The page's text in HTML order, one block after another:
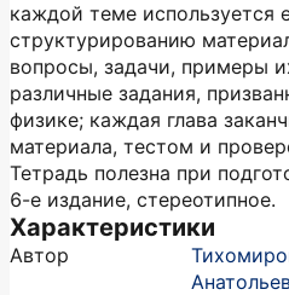
каждой теме используется
структурированию
вопросы, задачи, примеры
различные задания,
физике; каждая глава
материала, тестом и
Тетрадь полезна при
6-е издание, стереотипное.
Характеристики
Автор